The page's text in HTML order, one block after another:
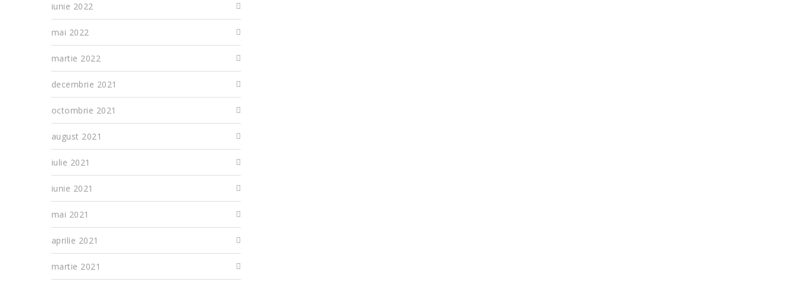
iunie 2022
mai 2022
martie 2022
decembrie 2021
octombrie 2021
august 2021
iulie 2021
iunie 2021
mai 2021
aprilie 2021
martie 2021